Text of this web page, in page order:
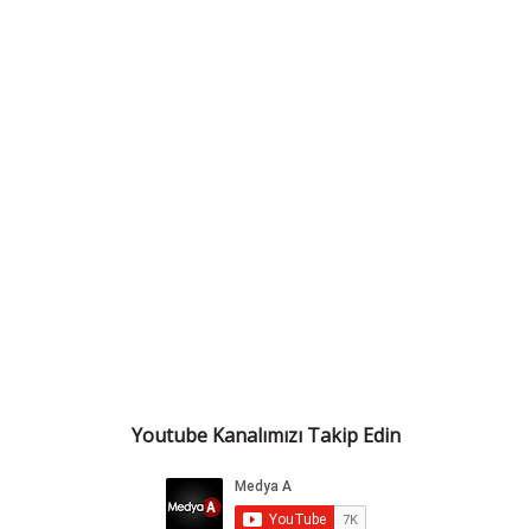
Youtube Kanalımızı Takip Edin